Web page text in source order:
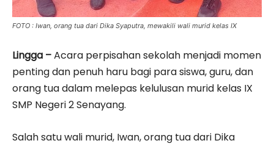
FOTO : Iwan, orang tua dari Dika Syaputra, mewakili wali murid kelas IX
Lingga –Acara perpisahan sekolah menjadi momen
penting dan penuh haru bagi para siswa, guru, dan
orang tua dalam melepas kelulusan murid kelas IX
SMP Negeri 2 Senayang.
Salah satu wali murid, Iwan, orang tua dari Dika